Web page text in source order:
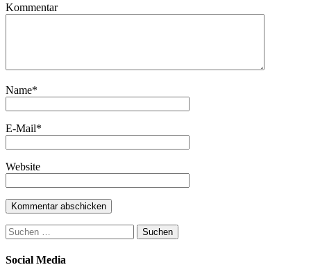
Kommentar
Name*
E-Mail*
Website
Suchen
nach:
Social Media